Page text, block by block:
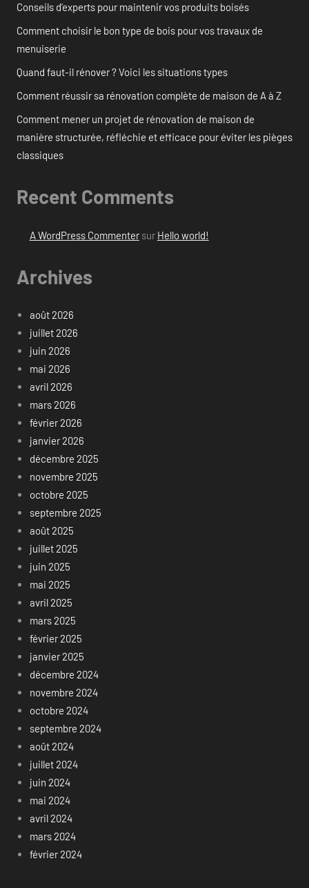
Conseils d’experts pour maintenir vos produits boisés
Comment choisir le bon type de bois pour vos travaux de
menuiserie
Quand faut-il rénover ? Voici les situations types
Comment réussir sa rénovation complète de maison de A à Z
Comment mener un projet de rénovation de maison de
manière structurée, réfléchie et efficace pour éviter les pièges
classiques
Recent Comments
A WordPress Commentersur Hello world!
Archives
août 2026
juillet 2026
juin 2026
mai 2026
avril 2026
mars 2026
février 2026
janvier 2026
décembre 2025
novembre 2025
octobre 2025
septembre 2025
août 2025
juillet 2025
juin 2025
mai 2025
avril 2025
mars 2025
février 2025
janvier 2025
décembre 2024
novembre 2024
octobre 2024
septembre 2024
août 2024
juillet 2024
juin 2024
mai 2024
avril 2024
mars 2024
février 2024